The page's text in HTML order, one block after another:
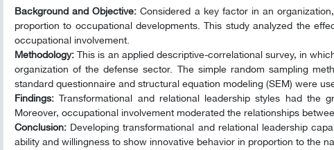
Background and Objective: Considered a key factor in an
proportion to occupational developments. This study analyzed the
occupational involvement.
Methodology:This is an applied descriptive-correlational survey, in
organization of the defense sector. The simple random sampling
standard questionnaire and structural equation modeling (SEM) were
Findings: Transformational and relational leadership styles had the
Moreover, occupational involvement moderated the relationships
Conclusion: Developing transformational and relational leadership
ability and willingness to show innovative behavior in proportion to the